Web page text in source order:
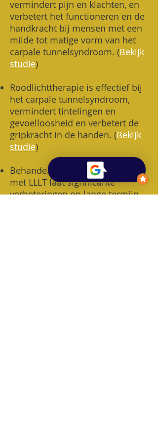
vermindert pijn en klachten, en
verbetert het functioneren en de
handkracht bij mensen met een
milde tot matige vorm van het
carpale tunnelsyndroom. (Bekijk
studie)
Roodlichttherapie is effectief bij
het carpale tunnelsyndroom,
vermindert tintelingen en
gevoelloosheid en verbetert de
gripkracht in de handen. (Bekijk
studie)
Behandeling van tenniselleboog
met LLLT laat significante
verbeteringen op lange termijn